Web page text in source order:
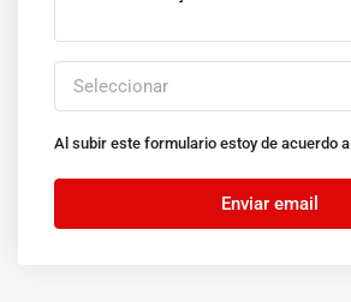
Seleccionar
Al subir este formulario estoy de acuerdo a
Enviar email